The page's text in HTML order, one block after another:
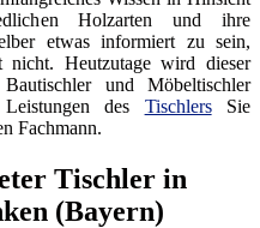
Holzarten und ihre
etwas informiert zu sein,
nicht. Heutzutage wird dieser
und Möbeltischler
des TischlersSie
Fachmann.
Tischler in
(Bayern)